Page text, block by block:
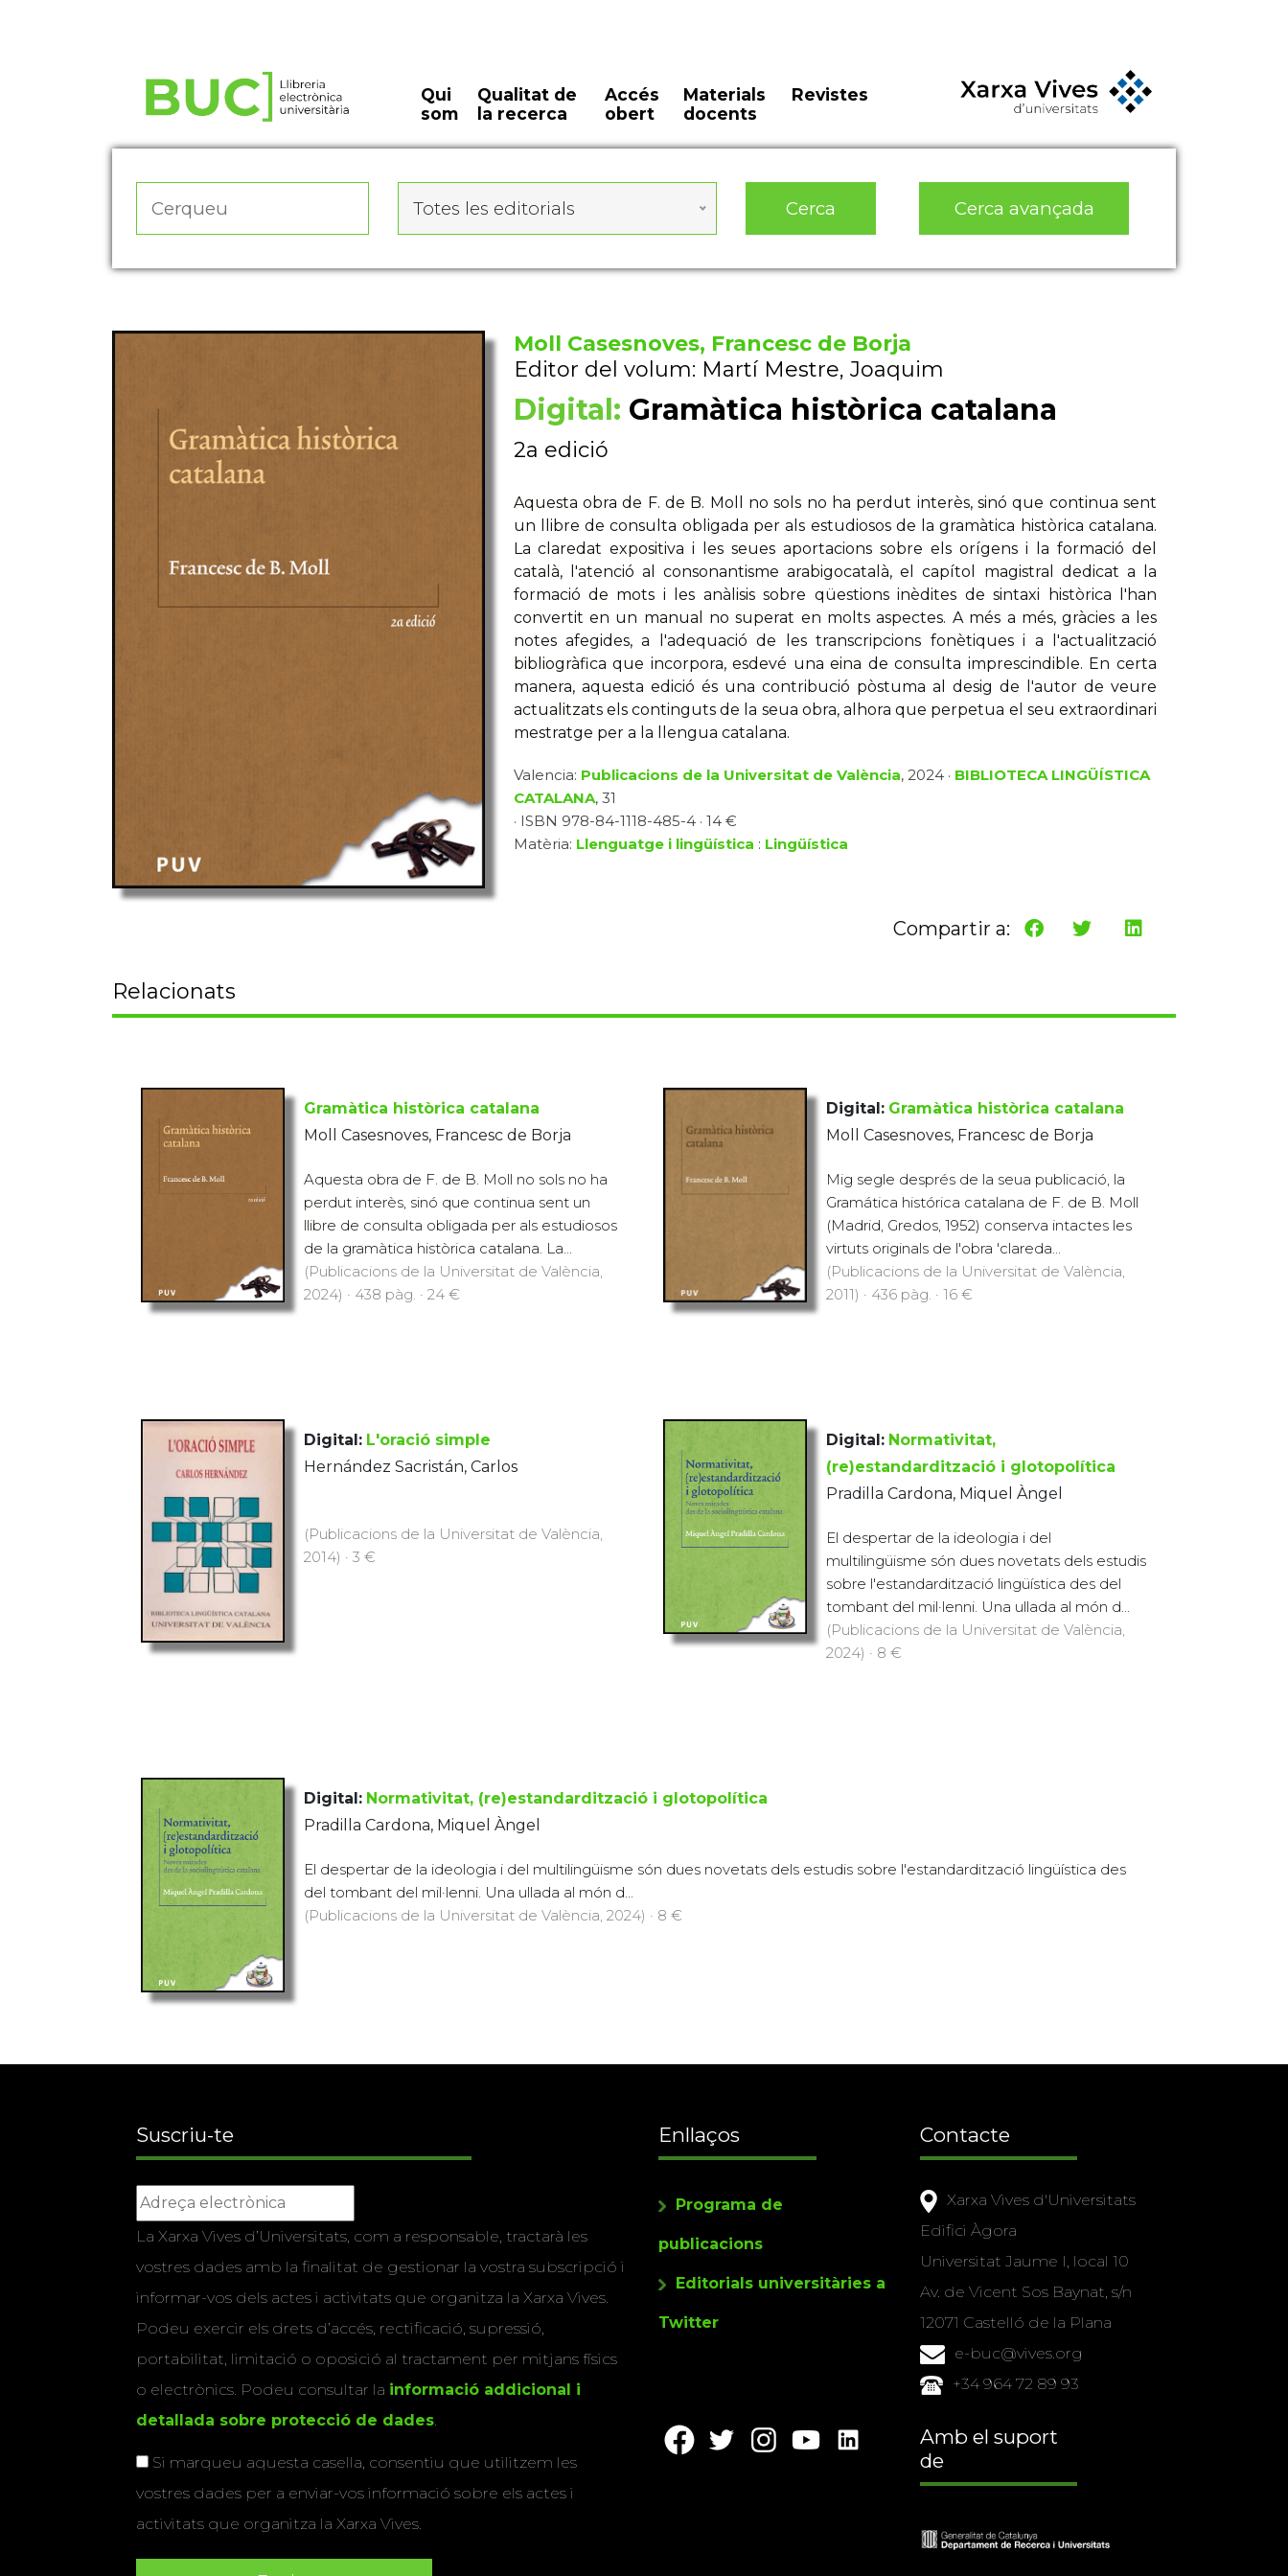
Qui
som
Qualitat de
la recerca
Accés
obert
Materials
docents
Revistes
Totes les editorials Cerca Cerca avançada
Moll Casesnoves, Francesc de Borja
Editor del volum: Martí Mestre, Joaquim
Digital: Gramàtica històrica catalana
2a edició
Aquesta obra de F. de B. Moll no sols no ha perdut interès, sinó que continua sent
un llibre de consulta obligada per als estudiosos de la gramàtica històrica catalana.
La claredat expositiva i les seues aportacions sobre els orígens i la formació del
català, l'atenció al consonantisme arabigocatalà, el capítol magistral dedicat a la
formació de mots i les anàlisis sobre qüestions inèdites de sintaxi històrica l'han
convertit en un manual no superat en molts aspectes. A més a més, gràcies a les
notes afegides, a l'adequació de les transcripcions fonètiques i a l'actualització
bibliogràfica que incorpora, esdevé una eina de consulta imprescindible. En certa
manera, aquesta edició és una contribució pòstuma al desig de l'autor de veure
actualitzats els continguts de la seua obra, alhora que perpetua el seu extraordinari
mestratge per a la llengua catalana.
Valencia: Publicacions de la Universitat de València, 2024 · BIBLIOTECA LINGÜÍSTICA
CATALANA, 31
· ISBN 978-84-1118-485-4 · 14 €
Matèria: Llenguatge i lingüística : Lingüística
Compartir a:
Relacionats
Gramàtica històrica catalana
Moll Casesnoves, Francesc de Borja
Aquesta obra de F. de B. Moll no sols no ha
perdut interès, sinó que continua sent un
llibre de consulta obligada per als estudiosos
de la gramàtica històrica catalana. La...
(Publicacions de la Universitat de València,
2024) · 438 pàg. · 24 €
Digital: Gramàtica històrica catalana
Moll Casesnoves, Francesc de Borja
Mig segle després de la seua publicació, la
Gramática histórica catalana de F. de B. Moll
(Madrid, Gredos, 1952) conserva intactes les
virtuts originals de l'obra 'clareda...
(Publicacions de la Universitat de València,
2011) · 436 pàg. · 16 €
Digital: L'oració simple
Hernández Sacristán, Carlos
(Publicacions de la Universitat de València,
2014) · 3 €
Digital: Normativitat,
(re)estandardització i glotopolítica
Pradilla Cardona, Miquel Àngel
El despertar de la ideologia i del
multilingüisme són dues novetats dels estudis
sobre l'estandardització lingüística des del
tombant del mil·lenni. Una ullada al món d...
(Publicacions de la Universitat de València,
2024) · 8 €
Digital: Normativitat, (re)estandardització i glotopolítica
Pradilla Cardona, Miquel Àngel
El despertar de la ideologia i del multilingüisme són dues novetats dels estudis sobre l'estandardització lingüística des
del tombant del mil·lenni. Una ullada al món d...
(Publicacions de la Universitat de València, 2024) · 8 €
Suscriu-te
La Xarxa Vives d’Universitats, com a responsable, tractarà les
vostres dades amb la finalitat de gestionar la vostra subscripció i
informar-vos dels actes i activitats que organitza la Xarxa Vives.
Podeu exercir els drets d’accés, rectificació, supressió,
portabilitat, limitació o oposició al tractament per mitjans físics
o electrònics. Podeu consultar la informació addicional i
detallada sobre protecció de dades.
Si marqueu aquesta casella, consentiu que utilitzem les
vostres dades per a enviar-vos informació sobre els actes i
activitats que organitza la Xarxa Vives.
Enllaços
Programa de
publicacions
Editorials universitàries a
Twitter
Contacte
Xarxa Vives d'Universitats
Edifici Àgora
Universitat Jaume I, local 10
Av. de Vicent Sos Baynat, s/n
12071 Castelló de la Plana
e-buc@vives.org
+34 964 72 89 93
Amb el suport
de